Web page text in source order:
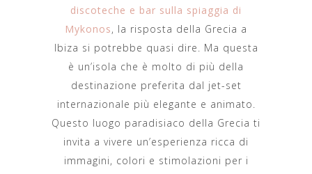
discoteche e bar sulla spiaggia di
Mykonos, la risposta della Grecia a
Ibiza si potrebbe quasi dire. Ma questa
è un’isola che è molto di più della
destinazione preferita dal jet-set
internazionale più elegante e animato.
Questo luogo paradisiaco della Grecia ti
invita a vivere un’esperienza ricca di
immagini, colori e stimolazioni per i